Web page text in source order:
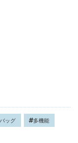
ッグ 多機能